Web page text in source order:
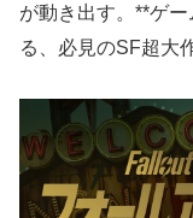
が動き出す。**ゲ
る、必見のSF超大